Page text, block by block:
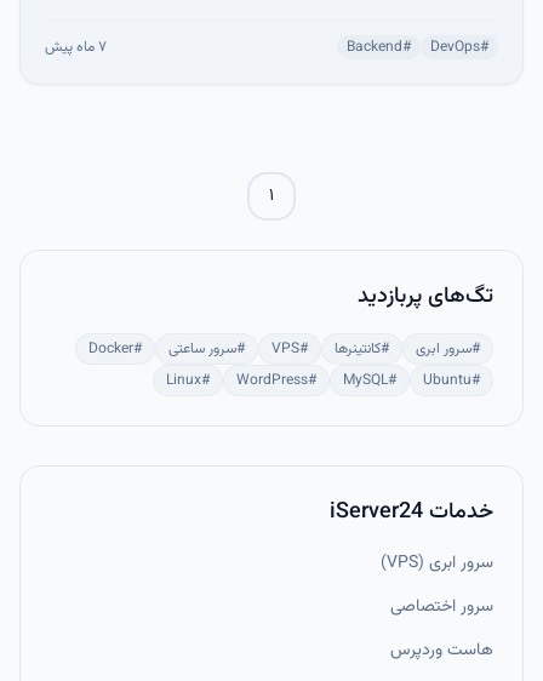
PHP-FPM و Nginx آموزش داده شده است. با راه‌اندازی این پشته،
#
DevOps
#
Backend ۷ ماه پیش
۱
تگ‌های پربازدید
#سرور ابری #کانتینرها #
VPS
#سرور ساعتی #
Docker
#
Ubuntu
#
MySQL
#
WordPress
#
Linux
خدمات iServer24
سرور ابری (VPS)
سرور اختصاصی
هاست وردپرس